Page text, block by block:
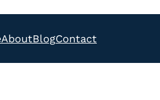
AboutBlogContact